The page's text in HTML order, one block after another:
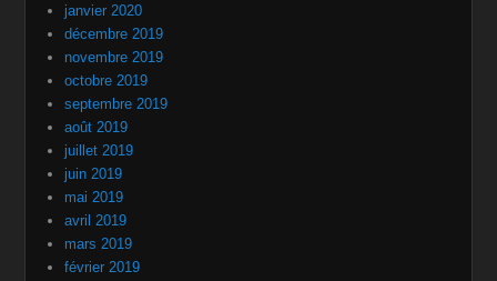
janvier 2020
décembre 2019
novembre 2019
octobre 2019
septembre 2019
août 2019
juillet 2019
juin 2019
mai 2019
avril 2019
mars 2019
février 2019